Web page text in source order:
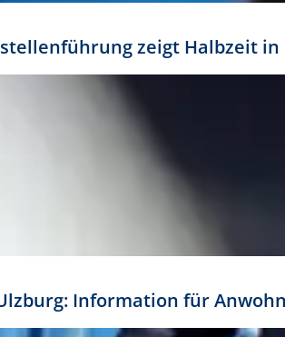
zeigt Halbzeit
Information für